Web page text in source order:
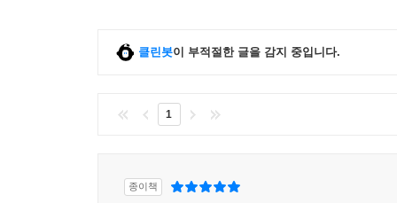
클린봇이 부적절한 글을 감지 중입니다.
1
종이책